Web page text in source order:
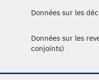
Données sur les
Données sur les
conjoints)